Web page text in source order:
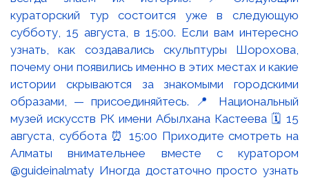
кураторский тур состоится уже в следующую
субботу, 15 августа, в 15:00. Если вам интересно
узнать, как создавались скульптуры Шорохова,
почему они появились именно в этих местах и какие
истории скрываются за знакомыми городскими
образами, — присоединяйтесь. 📍 Национальный
музей искусств РК имени Абылхана Кастеева 🗓 15
августа, суббота ⏰ 15:00 Приходите смотреть на
Алматы внимательнее вместе с куратором
@guideinalmaty Иногда достаточно просто узнать